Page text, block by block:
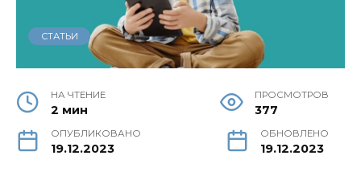
СТАТЬИ
НА ЧТЕНИЕ
2 мин
ПРОСМОТРОВ
377
ОПУБЛИКОВАНО
19.12.2023
ОБНОВЛЕНО
19.12.2023